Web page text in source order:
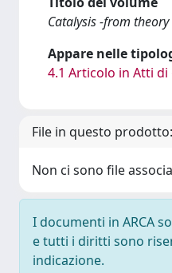
Catalysis -from
Appare nelle
4.1 Articolo in Atti di
File in questo prodotto:
Non ci sono file
I documenti in ARCA
e tutti i diritti sono
indicazione.